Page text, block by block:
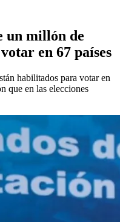
un millón de
en 67 países
habilitados para votar en
que en las elecciones